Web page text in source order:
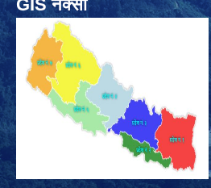
GIS नक्सा